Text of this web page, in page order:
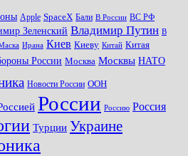
Apple SpaceX Бали В России ВС РФ
Зеленский Владимир Путин В
Ирана Киев Киеву Китай Китая
России Москва Москвы НАТО
Новости России ООН
России Россию Россия
Турции Украине